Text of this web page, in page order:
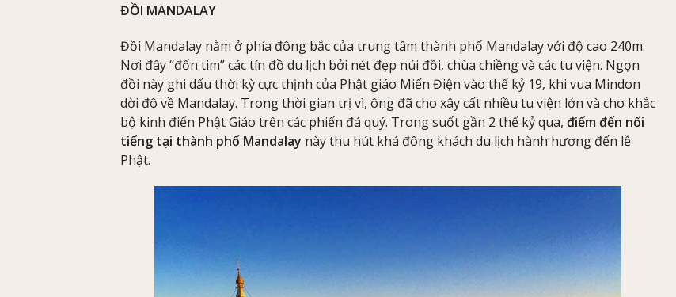
ĐỒI MANDALAY
Đồi Mandalay nằm ở phía đông bắc của trung tâm thành phố Mandalay với độ cao 240m.
Nơi đây “đốn tim” các tín đồ du lịch bởi nét đẹp núi đồi, chùa chiềng và các tu viện. Ngọn
đồi này ghi dấu thời kỳ cực thịnh của Phật giáo Miến Điện vào thế kỷ 19, khi vua Mindon
dời đô về Mandalay. Trong thời gian trị vì, ông đã cho xây cất nhiều tu viện lớn và cho khắc
bộ kinh điển Phật Giáo trên các phiến đá quý. Trong suốt gần 2 thế kỷ qua, điểm đến nổi
tiếng tại thành phố Mandalay này thu hút khá đông khách du lịch hành hương đến lễ
Phật.